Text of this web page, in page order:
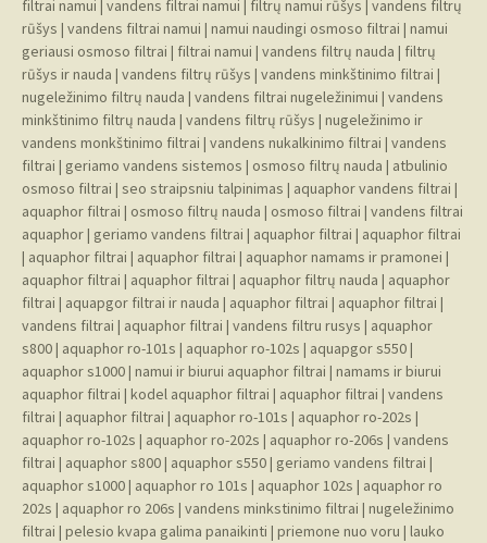
filtrai namui | vandens filtrai namui | filtrų namui rūšys | vandens filtrų
rūšys | vandens filtrai namui | namui naudingi osmoso filtrai | namui
geriausi osmoso filtrai | filtrai namui | vandens filtrų nauda | filtrų
rūšys ir nauda | vandens filtrų rūšys | vandens minkštinimo filtrai |
nugeležinimo filtrų nauda | vandens filtrai nugeležinimui | vandens
minkštinimo filtrų nauda | vandens filtrų rūšys | nugeležinimo ir
vandens monkštinimo filtrai | vandens nukalkinimo filtrai | vandens
filtrai | geriamo vandens sistemos | osmoso filtrų nauda | atbulinio
osmoso filtrai | seo straipsniu talpinimas | aquaphor vandens filtrai |
aquaphor filtrai | osmoso filtrų nauda | osmoso filtrai | vandens filtrai
aquaphor| geriamo vandens filtrai | aquaphor filtrai | aquaphor filtrai
| aquaphor filtrai | aquaphor filtrai | aquaphor namams ir pramonei |
aquaphor filtrai | aquaphor filtrai | aquaphor filtrų nauda | aquaphor
filtrai | aquapgor filtrai ir nauda | aquaphor filtrai | aquaphor filtrai |
vandens filtrai | aquaphor filtrai | vandens filtru rusys | aquaphor
s800| aquaphor ro-101s | aquaphor ro-102s | aquapgor s550|
aquaphor s1000| namui ir biurui aquaphor filtrai | namams ir biurui
aquaphor filtrai | kodel aquaphor filtrai | aquaphor filtrai | vandens
filtrai | aquaphor filtrai | aquaphor ro-101s | aquaphor ro-202s |
aquaphor ro-102s | aquaphor ro-202s | aquaphor ro-206s | vandens
filtrai | aquaphor s800| aquaphor s550| geriamo vandens filtrai |
aquaphor s1000| aquaphor ro 101s | aquaphor 102s | aquaphor ro
202s | aquaphor ro 206s | vandens minkstinimo filtrai | nugeležinimo
filtrai | pelesio kvapa galima panaikinti | priemone nuo voru | lauko